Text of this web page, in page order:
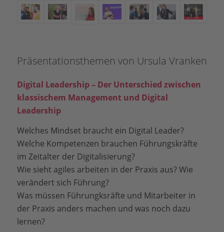
Präsentationsthemen von Ursula Vranken
Digital Leadership – Der Unterschied zwischen
klassischem Management und Digital
Leadership
Welches Mindset braucht ein Digital Leader?
Welche Kompetenzen brauchen Führungskräfte
im Zeitalter der Digitalisierung?
Wie sieht agiles arbeiten in der Praxis aus? Wie
verändert sich Führung?
Was müssen Führungksräfte und Mitarbeiter in
der Praxis anders machen und was noch dazu
lernen?